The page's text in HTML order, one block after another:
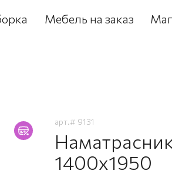
Мебель на заказ
арт.# 9131
1400x1950